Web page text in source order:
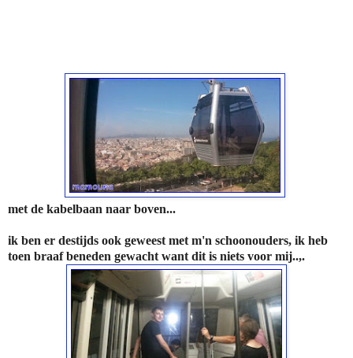
met de kabelbaan naar boven...
ik ben er destijds ook geweest met m'n schoonouders, ik heb
toen braaf beneden gewacht want dit is niets voor mij..,.